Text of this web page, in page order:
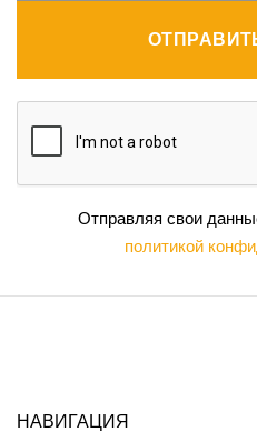
Отправляя свои
политикой
НАВИГАЦИЯ